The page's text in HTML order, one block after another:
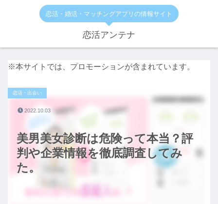
恋活・婚活・マッチングアプリの情報サイト
恋活アンテナ
※本サイトでは、プロモーションが含まれています。
美男美女診断は危険って本当？評
判や企業情報を徹底調査してみ
た。
恋活・出会い
2022.10.03